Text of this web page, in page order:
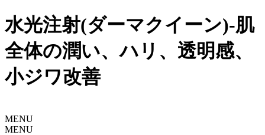
水光注射(ダーマクイーン)-肌
全体の潤い、ハリ、透明感、
小ジワ改善
MENU
MENU